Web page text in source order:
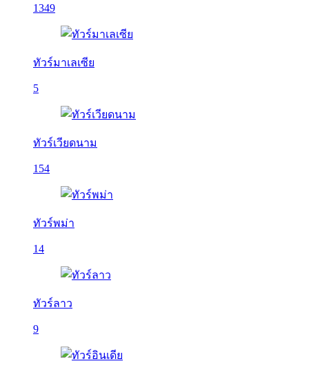
1349
ทัวร์มาเลเซีย
5
ทัวร์เวียดนาม
154
ทัวร์พม่า
14
ทัวร์ลาว
9